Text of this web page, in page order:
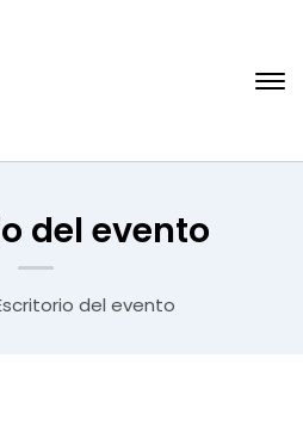
del evento
del evento